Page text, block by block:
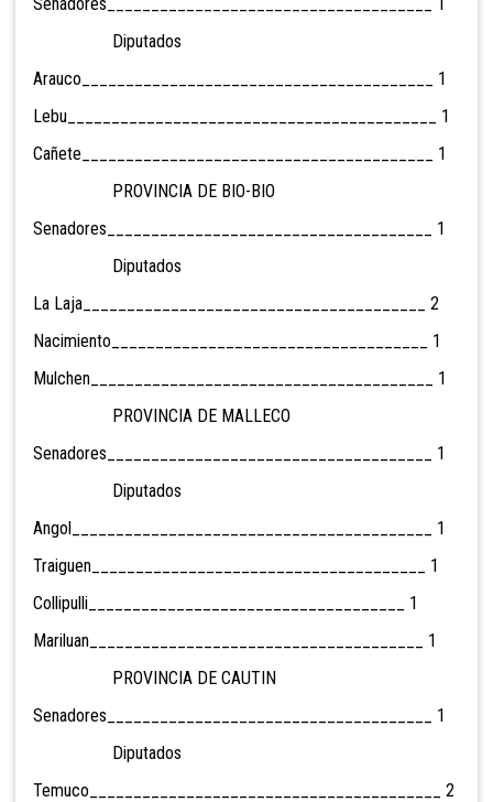
Diputados
Arauco________________________________________ 1
Lebu__________________________________________ 1
Cañete________________________________________ 1
PROVINCIA DE BIO-BIO
Senadores_____________________________________ 1
Diputados
La Laja_______________________________________ 2
Nacimiento____________________________________ 1
Mulchen_______________________________________ 1
PROVINCIA DE MALLECO
Senadores_____________________________________ 1
Diputados
Angol_________________________________________ 1
Traiguen______________________________________ 1
Collipulli____________________________________ 1
Mariluan______________________________________ 1
PROVINCIA DE CAUTIN
Senadores_____________________________________ 1
Diputados
Temuco________________________________________ 2